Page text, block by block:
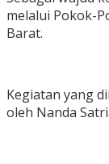
melalui Pokok-
Barat.
Kegiatan yang
oleh Nanda